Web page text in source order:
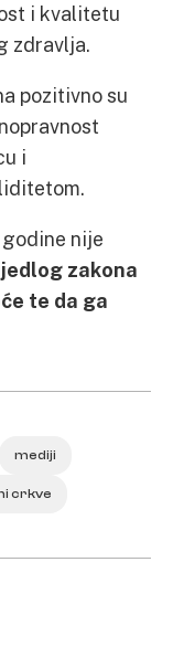
i kvalitetu
zdravlja.
pozitivno su
i
nije
zakona
te da ga
mediji
crkve